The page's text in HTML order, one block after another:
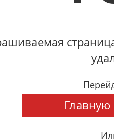
Главную